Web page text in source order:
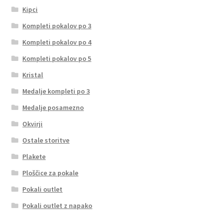
Kipci
Kompleti pokalov po 3
Kompleti pokalov po 4
Kompleti pokalov po 5
Kristal
Medalje kompleti po 3
Medalje posamezno
Okvirji
Ostale storitve
Plakete
Ploščice za pokale
Pokali outlet
Pokali outlet z napako